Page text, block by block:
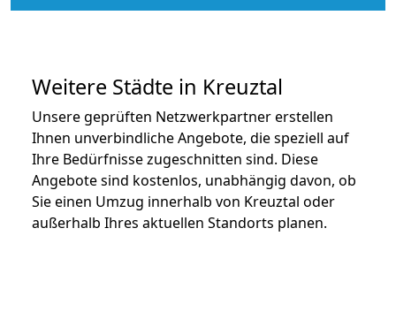
Weitere Städte in Kreuztal
Unsere geprüften Netzwerkpartner erstellen
Ihnen unverbindliche Angebote, die speziell auf
Ihre Bedürfnisse zugeschnitten sind. Diese
Angebote sind kostenlos, unabhängig davon, ob
Sie einen Umzug innerhalb von Kreuztal oder
außerhalb Ihres aktuellen Standorts planen.